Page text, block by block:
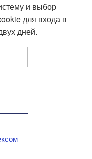
и выбор
для входа в
дней.